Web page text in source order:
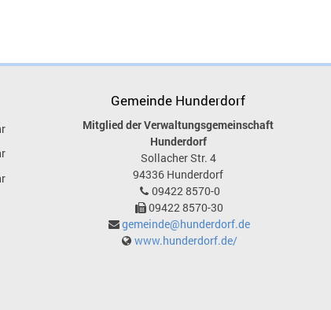
Gemeinde Hunderdorf
Mitglied der Verwaltungsgemeinschaft
Hunderdorf
Sollacher Str. 4
94336 Hunderdorf
09422 8570-0
09422 8570-30
gemeinde@hunderdorf.de
www.hunderdorf.de/